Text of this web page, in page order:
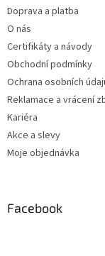
Doprava a platba
O nás
Certifikáty a návody
Obchodní podmínky
Ochrana osobních
Reklamace a vrácení
Kariéra
Akce a slevy
Moje objednávka
Facebook